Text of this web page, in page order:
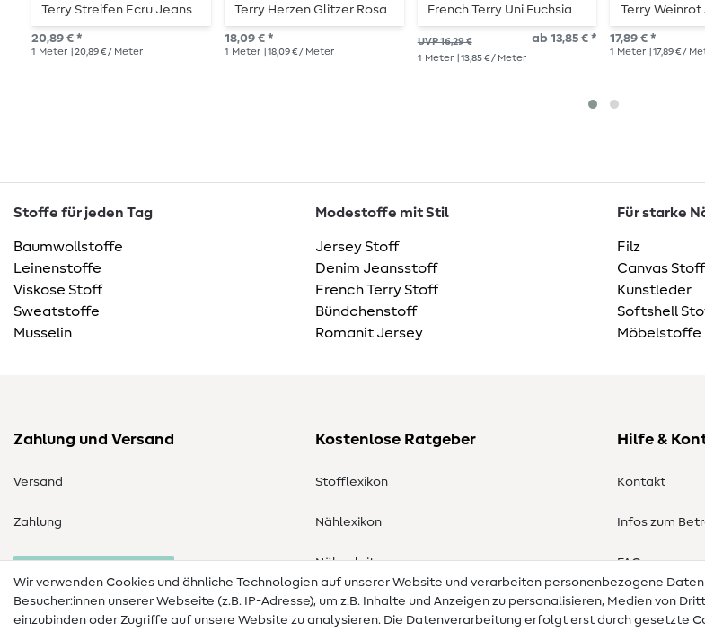
Terry Streifen Ecru Jeans
Garngefärbt
20,89 € *
1 Meter | 20,89 € / Meter
Terry Herzen Glitzer Rosa
18,09 € *
1 Meter | 18,09 € / Meter
French Terry Uni Fuchsia
033
UVP 16,29 € ab 13,85 € *
1 Meter | 13,85 € / Meter
Terry
17,89 € *
1 Meter | 17,89 € /
Stoffe für jeden Tag
Baumwollstoffe
Leinenstoffe
Viskose Stoff
Sweatstoffe
Musselin
Modestoffe mit Stil
Jersey Stoff
Denim Jeansstoff
French Terry Stoff
Bündchenstoff
Romanit Jersey
Für starke
Filz
Canvas Stoff
Kunstleder
Softshell
Möbelstoffe
Zahlung und Versand
Versand
Zahlung
Kostenlose Ratgeber
Stofflexikon
Nählexikon
Nähanleitungen
Hilfe &
Kontakt
Infos zum
FAQ
Wir verwenden Cookies und ähnliche Technologien auf unserer Website und verarbeiten personenbezogene
Besucher:innen unserer Webseite (z.B. IP-Adresse), um z.B. Inhalte und Anzeigen zu personalisieren, Medien von
einzubinden oder Zugriffe auf unsere Website zu analysieren. Die Datenverarbeitung erfolgt erst durch gesetzte